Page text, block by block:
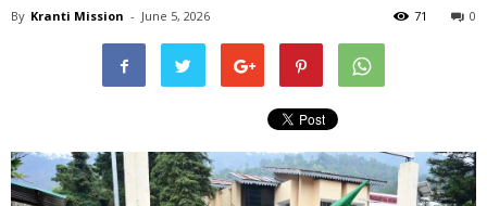
By Kranti Mission - June 5, 2026 0
71